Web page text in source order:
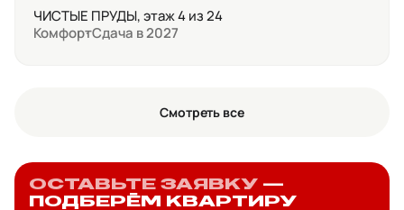
ЧИСТЫЕ ПРУДЫ, этаж 4 из 24
КомфортСдача в 2027
Смотреть все
ОСТАВЬТЕ ЗАЯВКУ —
ПОДБЕРЁМ КВАРТИРУ